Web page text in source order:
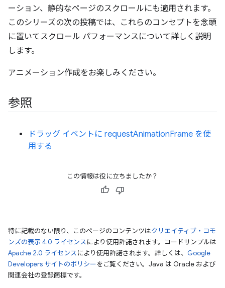
ーション、静的なページのスクロールにも適用されます。
このシリーズの次の投稿では、これらのコンセプトを念頭
に置いてスクロール パフォーマンスについて詳しく説明
します。
アニメーション作成をお楽しみください。
参照
ドラッグ イベントに requestAnimationFrame を使
用する
この情報は役に立ちましたか？
特に記載のない限り、このページのコンテンツはクリエイティブ・コモ
ンズの表示 4.0 ライセンスにより使用許諾されます。コードサンプルは
Apache 2.0 ライセンスにより使用許諾されます。詳しくは、 Google
Developers サイトのポリシーをご覧ください。Java は Oracle および
関連会社の登録商標です。